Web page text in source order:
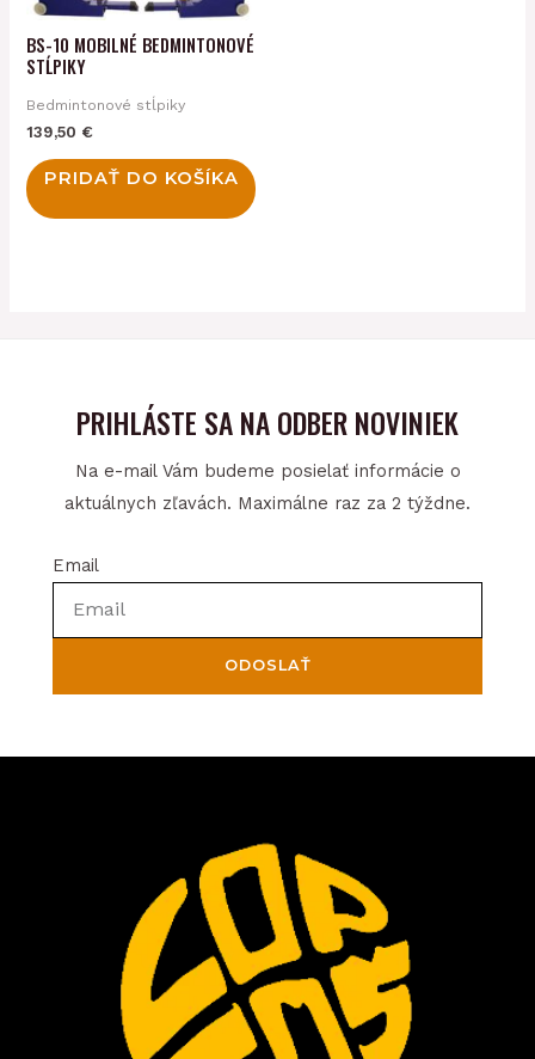
BS-10 MOBILNÉ BEDMINTONOVÉ
STĹPIKY
Bedmintonové stĺpiky
139,50 €
PRIDAŤ DO KOŠÍKA
PRIHLÁSTE SA NA ODBER NOVINIEK
Na e-mail Vám budeme posielať informácie o
aktuálnych zľavách. Maximálne raz za 2 týždne.
Email
ODOSLAŤ